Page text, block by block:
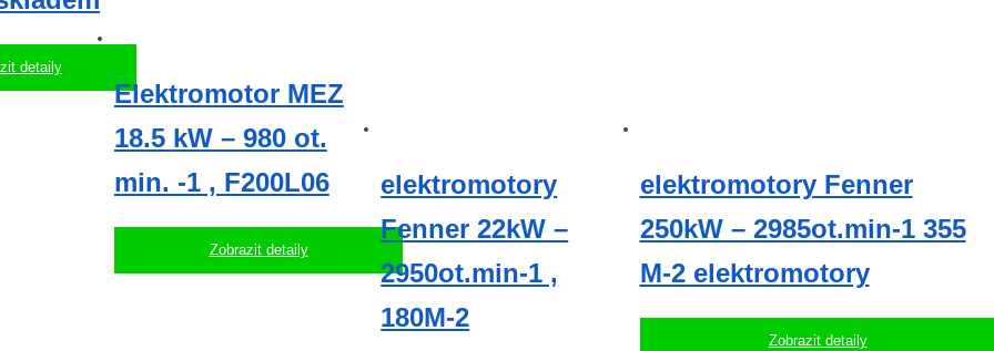
detaily
Elektromotor MEZ
18.5 kW – 980 ot.
min. -1 , F200L06
Zobrazit detaily
elektromotory
Fenner 22kW –
2950ot.min-1 ,
180M-2
elektromotory Fenner
250kW – 2985ot.min-1 355
M-2 elektromotory
Zobrazit detaily